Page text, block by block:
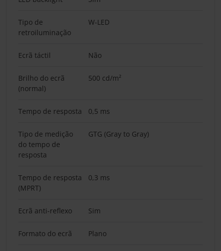
Tipo de
retroiluminação
W-LED
Ecrã táctil Não
Brilho do ecrã
(normal)
500 cd/m²
Tempo de resposta 0,5 ms
Tipo de medição
do tempo de
resposta
GTG (Gray to Gray)
Tempo de resposta
(MPRT)
0,3 ms
Ecrã anti-reflexo Sim
Formato do ecrã Plano